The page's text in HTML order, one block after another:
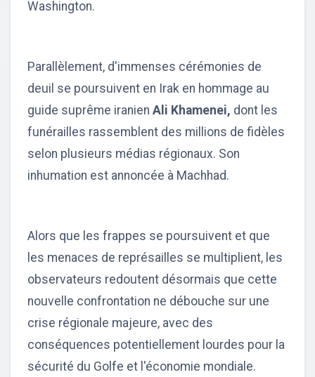
Washington.
Parallèlement, d'immenses cérémonies de
deuil se poursuivent en Irak en hommage au
guide suprême iranien Ali Khamenei, dont les
funérailles rassemblent des millions de fidèles
selon plusieurs médias régionaux. Son
inhumation est annoncée à Machhad.
Alors que les frappes se poursuivent et que
les menaces de représailles se multiplient, les
observateurs redoutent désormais que cette
nouvelle confrontation ne débouche sur une
crise régionale majeure, avec des
conséquences potentiellement lourdes pour la
sécurité du Golfe et l'économie mondiale.